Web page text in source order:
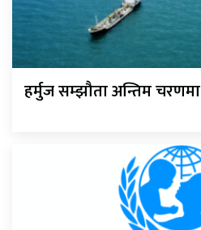
हर्मुज सम्झौता अन्तिम चरणमा